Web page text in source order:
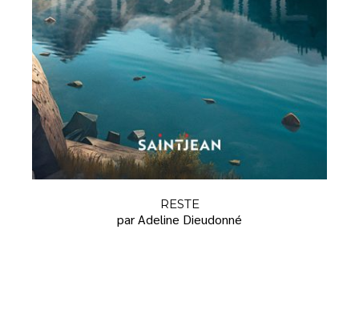
RESTE
par Adeline Dieudonné